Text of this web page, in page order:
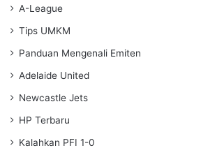
A-League
Tips UMKM
Panduan Mengenali Emiten
Adelaide United
Newcastle Jets
HP Terbaru
Kalahkan PFI 1-0